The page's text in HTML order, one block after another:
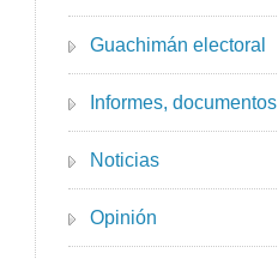
Guachimán electoral
Informes, documentos
Noticias
Opinión